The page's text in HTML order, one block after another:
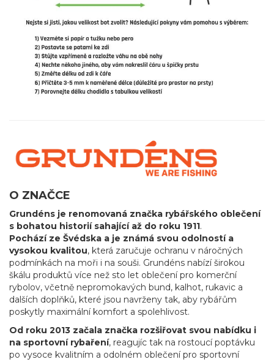
O ZNAČCE
Grundéns je renomovaná značka rybářského oblečení
s bohatou historií sahající až do roku 1911.
Pochází ze Švédska a je známá svou odolností a
vysokou kvalitou, která zaručuje ochranu v náročných
podmínkách na moři i na souši. Grundéns nabízí širokou
škálu produktů více než sto let oblečení pro komerční
rybolov, včetně nepromokavých bund, kalhot, rukavic a
dalších doplňků, které jsou navrženy tak, aby rybářům
poskytly maximální komfort a spolehlivost.
Od roku 2013 začala značka rozšiřovat svou nabídku i
na sportovní rybaření, reagujíc tak na rostoucí poptávku
po vysoce kvalitním a odolném oblečení pro sportovní